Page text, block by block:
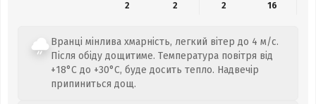
2
2 2 16
Вранці мінлива хмарність, легкий вітер до 4 м/с.
Після обіду дощитиме. Температура повітря від
+18°C до +30°C, буде досить тепло. Надвечір
припиниться дощ.